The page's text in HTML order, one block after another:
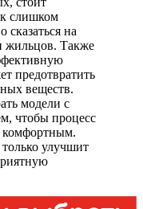
слишком
сказаться на
жильцов. Также
предотвратить
веществ.
модели с
чтобы процесс
комфортным.
улучшит